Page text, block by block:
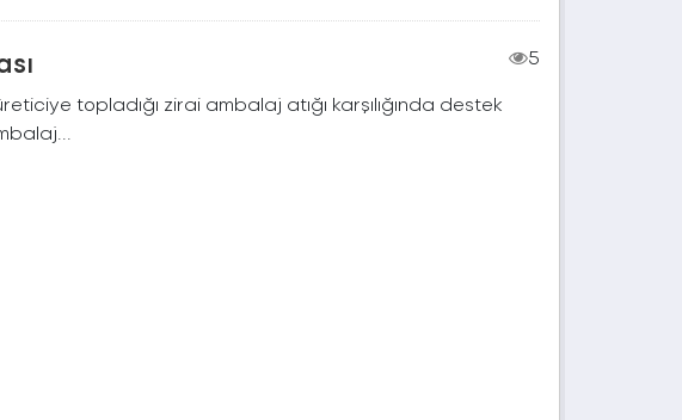
5
topladığı zirai ambalaj atığı karşılığında destek